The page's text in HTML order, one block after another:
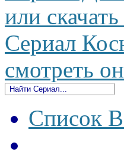
или
Сериал
смотреть
Список